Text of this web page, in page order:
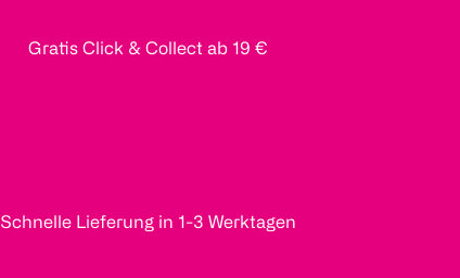
Gratis Click & Collect ab 19 €
Schnelle Lieferung in 1-3 Werktagen